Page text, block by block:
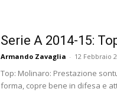
Serie A 2014-15:
Armando Zavaglia - 12 Febbraio
Top: Molinaro: Prestazione
forma, copre bene in difesa e